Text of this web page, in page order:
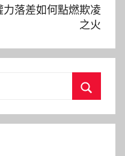
落差如何點燃欺凌
之火